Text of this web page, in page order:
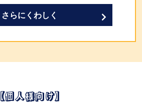
さらにくわしく
【個人様向け】